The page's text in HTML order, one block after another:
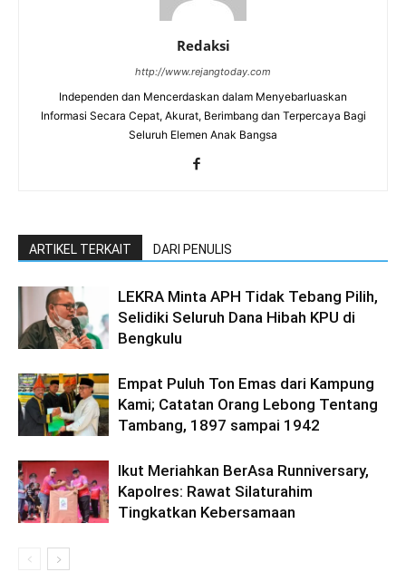
Redaksi
http://www.rejangtoday.com
Independen dan Mencerdaskan dalam Menyebarluaskan
Informasi Secara Cepat, Akurat, Berimbang dan Terpercaya Bagi
Seluruh Elemen Anak Bangsa
ARTIKEL TERKAIT DARI PENULIS
LEKRA Minta APH Tidak Tebang Pilih,
Selidiki Seluruh Dana Hibah KPU di
Bengkulu
Empat Puluh Ton Emas dari Kampung
Kami; Catatan Orang Lebong Tentang
Tambang, 1897 sampai 1942
Ikut Meriahkan BerAsa Runniversary,
Kapolres: Rawat Silaturahim
Tingkatkan Kebersamaan